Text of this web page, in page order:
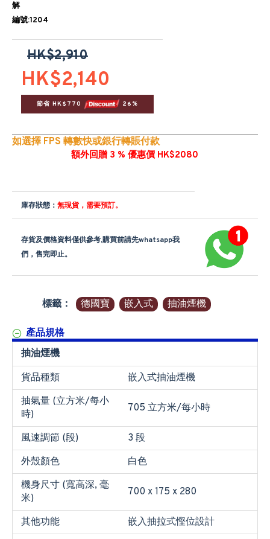
解
編號:1204
HK$2,140
HK$2,910
節省 HK$770 26%
如選擇 FPS 轉數快或銀行轉賬付款
額外回贈 3 % 優惠價 HK$2080
庫存狀態： 無現貨，需要預訂。
存貨及價格資料僅供參考,購買前請先whatsapp我
們，售完即止。
標籤： 德國寶 嵌入式 抽油煙機
產品規格
抽油煙機
貨品種類
嵌入式抽油煙機
抽氣量 (立方米/每小
時)
705 立方米/每小時
風速調節 (段)
3 段
外殼顏色
白色
機身尺寸 (寬高深, 毫
米)
700 x 175 x 280
其他功能
嵌入抽拉式慳位設計